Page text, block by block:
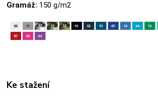
Gramáž: 150 g/m2
Ke stažení